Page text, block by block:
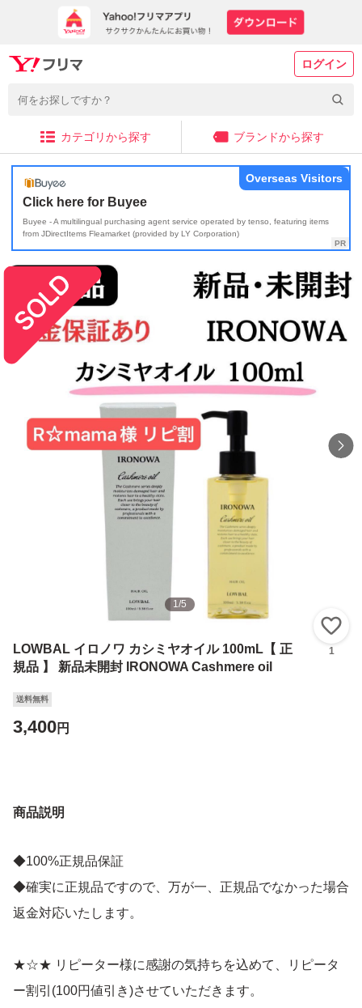
ログイン
カテゴリから探す ブランドから探す
Click here for Buyee
Buyee - A multilingual purchasing agent service operated by tenso, featuring items
from JDirectItems Fleamarket (provided by LY Corporation)
Overseas Visitors
1/5
LOWBAL イロノワ カシミヤオイル 100mL【 正
規品 】 新品未開封 IRONOWA Cashmere oil
1
送料無料
3,400円
商品説明
◆100%正規品保証
◆確実に正規品ですので、万が一、正規品でなかった場合
返金対応いたします。
★☆★ リピーター様に感謝の気持ちを込めて、リピータ
ー割引(100円値引き)させていただきます。